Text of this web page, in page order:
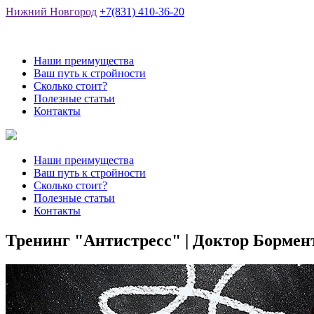
Нижний Новгород +7(831) 410-36-20
Наши преимущества
Ваш путь к стройности
Сколько стоит?
Полезные статьи
Контакты
Наши преимущества
Ваш путь к стройности
Сколько стоит?
Полезные статьи
Контакты
Тренинг "Антистресс" | Доктор